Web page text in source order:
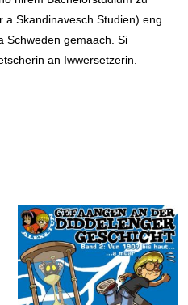
a Skandinavesch Studien) eng
Schweden gemaach. Si
an Iwwersetzerin.